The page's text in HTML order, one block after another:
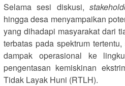
Selama sesi diskusi,
hingga desa menyampaikan
yang dihadapi masyarakat dari
terbatas pada spektrum
dampak operasional ke
pengentasan kemiskinan
Tidak Layak Huni (RTLH).